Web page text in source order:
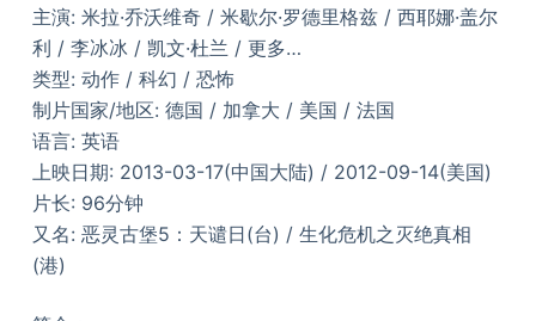
主演: 米拉·乔沃维奇 / 米歇尔·罗德里格兹 / 西耶娜·盖尔
利 / 李冰冰 / 凯文·杜兰 / 更多…
类型: 动作 / 科幻 / 恐怖
制片国家/地区: 德国 / 加拿大 / 美国 / 法国
语言: 英语
上映日期: 2013-03-17(中国大陆) / 2012-09-14(美国)
片长: 96分钟
又名: 恶灵古堡5：天谴日(台) / 生化危机之灭绝真相
(港)